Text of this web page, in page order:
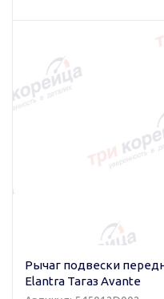
Рычаг подвески
Elantra Тагаз Avante